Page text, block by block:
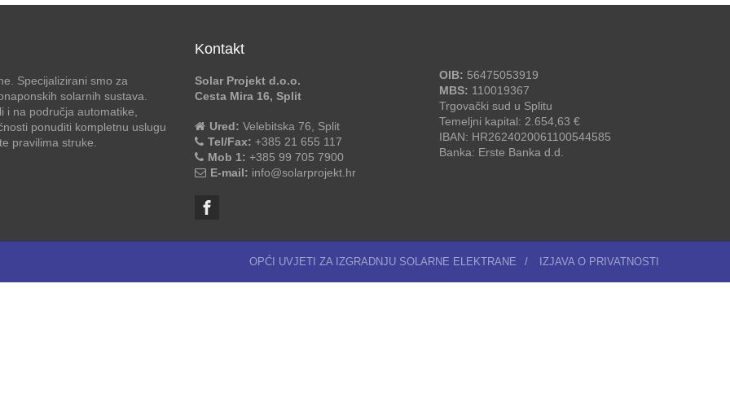
Specijalizirani smo za
solarnih sustava.
na područja automatike,
ponuditi kompletnu uslugu
pravilima struke.
Kontakt
Solar Projekt d.o.o.
Cesta Mira 16, Split
Ured: Velebitska 76, Split
Tel/Fax: +385 21 655 117
Mob 1: +385 99 705 7900
E-mail: info@solarprojekt.hr
OIB: 56475053919
MBS: 110019367
Trgovački sud u Splitu
Temeljni kapital: 2.654,63 €
IBAN: HR2624020061100544585
Banka: Erste Banka d.d.
OPĆI UVJETI ZA IZGRADNJU SOLARNE ELEKTRANE / IZJAVA O PRIVATNOSTI